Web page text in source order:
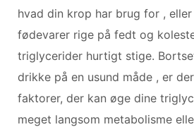
hvad din krop har brug for ,
fødevarer rige på fedt og
triglycerider hurtigt stige.
drikke på en usund måde , er
faktorer, der kan øge dine
meget langsom metabolisme